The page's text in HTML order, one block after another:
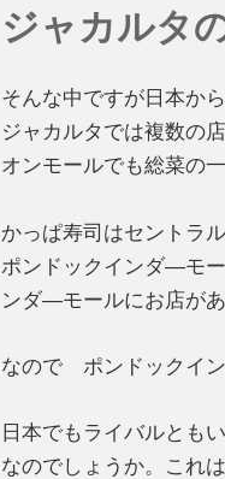
ジャカルタ
そんな中ですが日本か
ジャカルタでは複数の
オンモールでも総菜の
かっぱ寿司はセントラ
ポンドックインダ―モ
ンダ―モールにお店があ
なので ポンドックイン
日本でもライバルとも
なのでしょうか。これ